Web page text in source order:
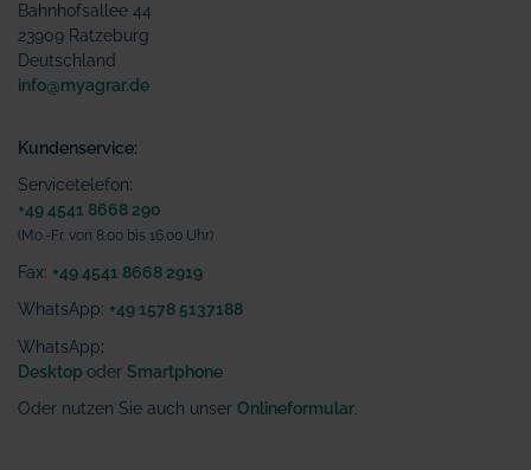
Bahnhofsallee 44
23909 Ratzeburg
Deutschland
info@myagrar.de
Kundenservice:
Servicetelefon:
+49 4541 8668 290
(Mo.-Fr. von 8.00 bis 16.00 Uhr)
Fax: +49 4541 8668 2919
WhatsApp: +49 1578 5137188
WhatsApp:
Desktop oder Smartphone
Oder nutzen Sie auch unser Onlineformular